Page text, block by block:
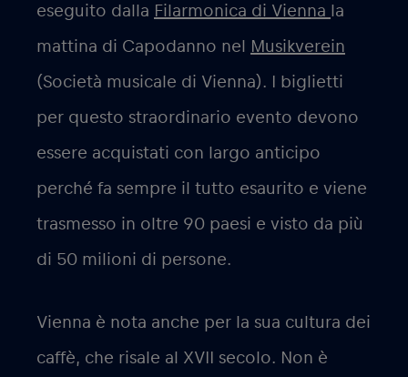
eseguito dalla Filarmonica di Vienna la
mattina di Capodanno nel Musikverein
(Società musicale di Vienna). I biglietti
per questo straordinario evento devono
essere acquistati con largo anticipo
perché fa sempre il tutto esaurito e viene
trasmesso in oltre 90 paesi e visto da più
di 50 milioni di persone.
Vienna è nota anche per la sua cultura dei
caffè, che risale al XVII secolo. Non è